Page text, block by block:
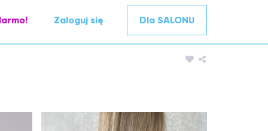
Zaloguj się Dla SALONU